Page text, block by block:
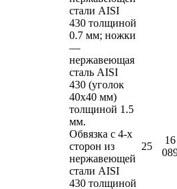
стали AISI
430 толщиной
0.7 мм; ножки
—
нержавеющая
сталь AISI
430 (уголок
40х40 мм)
толщиной 1.5
мм.
Обвязка с 4-х
сторон из
нержавеющей
стали AISI
430 толщиной
25
16